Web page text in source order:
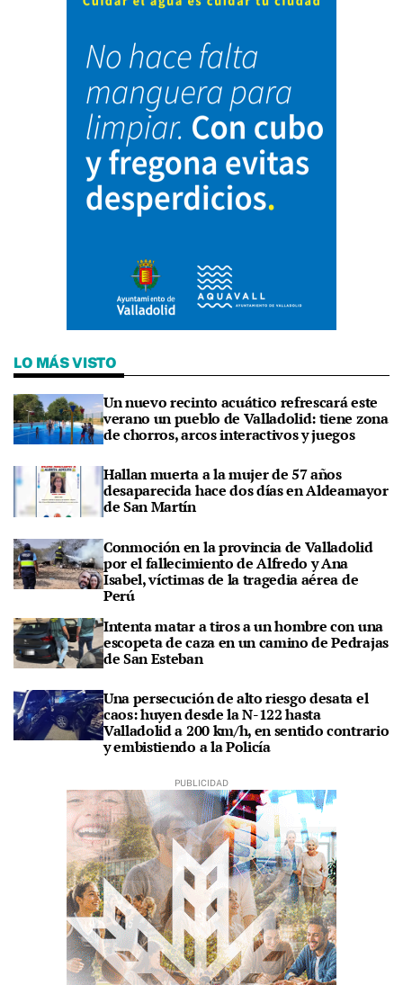
LO MÁS VISTO
Un nuevo recinto acuático refrescará este
verano un pueblo de Valladolid: tiene zona
de chorros, arcos interactivos y juegos
Hallan muerta a la mujer de 57 años
desaparecida hace dos días en Aldeamayor
de San Martín
Conmoción en la provincia de Valladolid
por el fallecimiento de Alfredo y Ana
Isabel, víctimas de la tragedia aérea de
Perú
Intenta matar a tiros a un hombre con una
escopeta de caza en un camino de Pedrajas
de San Esteban
Una persecución de alto riesgo desata el
caos: huyen desde la N-122 hasta
Valladolid a 200 km/h, en sentido contrario
y embistiendo a la Policía